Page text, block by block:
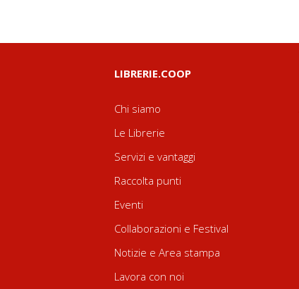
LIBRERIE.COOP
Chi siamo
Le Librerie
Servizi e vantaggi
Raccolta punti
Eventi
Collaborazioni e Festival
Notizie e Area stampa
Lavora con noi